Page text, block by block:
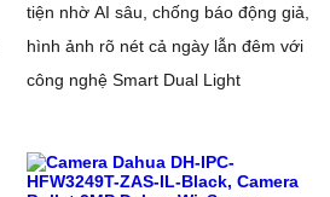
tiện nhờ AI sâu, chống báo động giả,
hình ảnh rõ nét cả ngày lẫn đêm với
công nghệ Smart Dual Light